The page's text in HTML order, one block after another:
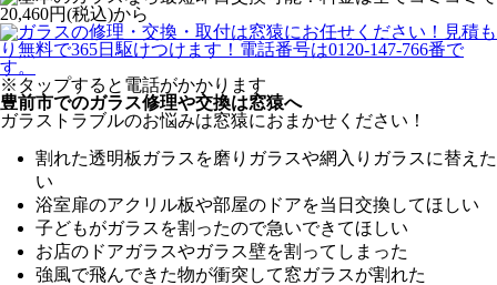
※タップすると電話がかかります
豊前市でのガラス修理や交換は窓猿へ
ガラストラブルのお悩みは窓猿におまかせください！
割れた透明板ガラスを磨りガラスや網入りガラスに替えた
い
浴室扉のアクリル板や部屋のドアを当日交換してほしい
子どもがガラスを割ったので急いできてほしい
お店のドアガラスやガラス壁を割ってしまった
強風で飛んできた物が衝突して窓ガラスが割れた